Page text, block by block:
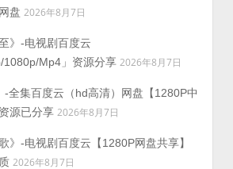
盘 2026年8月7日
》-电视剧百度云
1080p/Mp4」资源分享 2026年8月7日
-全集百度云（hd高清）网盘【1280P中
源已分享 2026年8月7日
》-电视剧百度云【1280P网盘共享】
2026年8月7日